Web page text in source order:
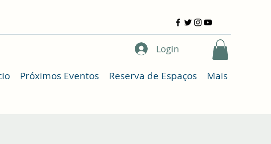
Login
Próximos Eventos Reserva de Espaços Mais